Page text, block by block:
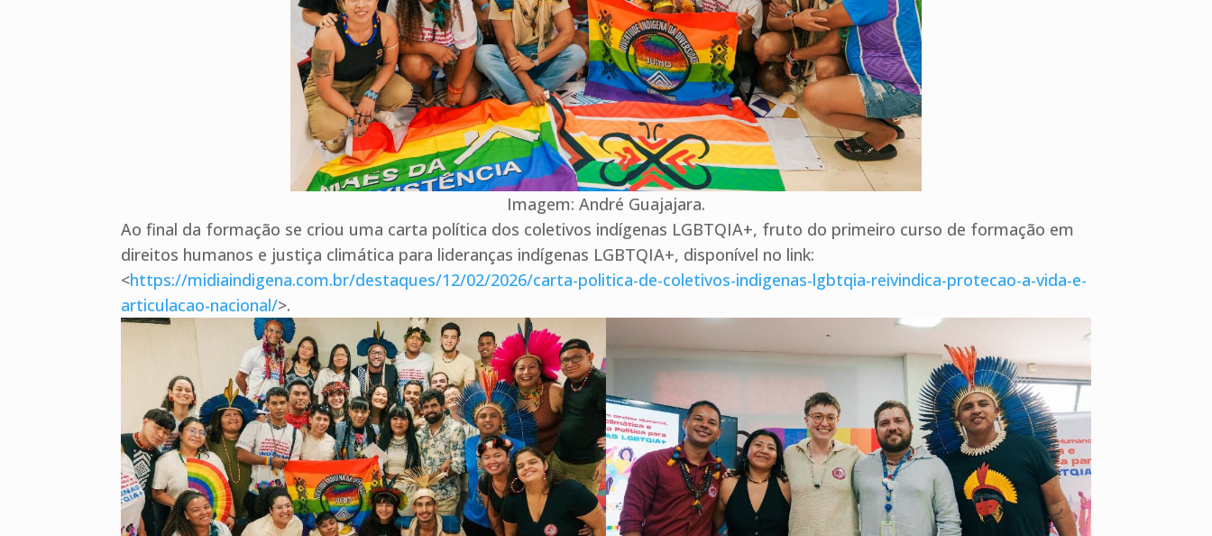
Imagem: André Guajajara.
Ao final da formação se criou uma carta política dos coletivos indígenas LGBTQIA+, fruto do primeiro curso de formação em
direitos humanos e justiça climática para lideranças indígenas LGBTQIA+, disponível no link:
<https://midiaindigena.com.br/destaques/12/02/2026/carta-politica-de-coletivos-indigenas-lgbtqia-reivindica-protecao-a-vida-e-
articulacao-nacional/>.